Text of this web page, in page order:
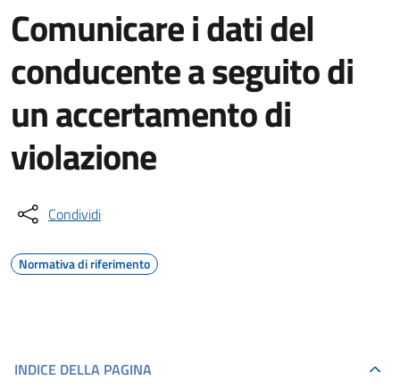
Comunicare i dati del
conducente a seguito di
un accertamento di
violazione
Condividi
Normativa di riferimento
INDICE DELLA PAGINA